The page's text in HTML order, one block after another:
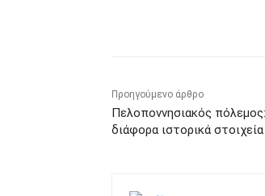
Προηγούμενο άρθρο
Πελοποννησιακός
διάφορα ιστορικά στοιχεία